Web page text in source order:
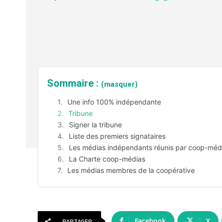
Sommaire : (masquer)
Une info 100% indépendante
Tribune
Signer la tribune
Liste des premiers signataires
Les médias indépendants réunis par coop-
La Charte coop-médias
Les médias membres de la coopérative